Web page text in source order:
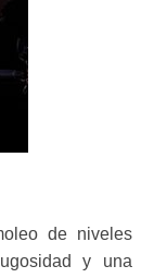
de niveles
y una